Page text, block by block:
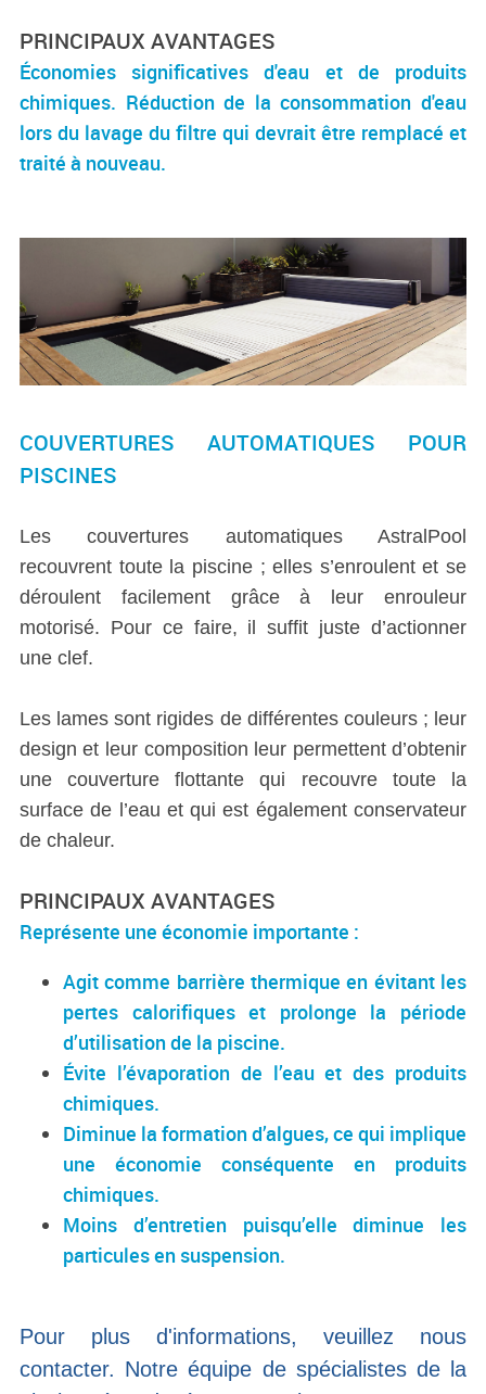
PRINCIPAUX AVANTAGES
Économies significatives d'eau et de produits
chimiques. Réduction de la consommation d'eau
lors du lavage du filtre qui devrait être remplacé et
traité à nouveau.
COUVERTURES AUTOMATIQUES POUR
PISCINES
Les couvertures automatiques AstralPool
recouvrent toute la piscine ; elles s’enroulent et se
déroulent facilement grâce à leur enrouleur
motorisé. Pour ce faire, il suffit juste d’actionner
une clef.
Les lames sont rigides de différentes couleurs ; leur
design et leur composition leur permettent d’obtenir
une couverture flottante qui recouvre toute la
surface de l’eau et qui est également conservateur
de chaleur.
PRINCIPAUX AVANTAGES
Représente une économie importante :
Agit comme barrière thermique en évitant les
pertes calorifiques et prolonge la période
d’utilisation de la piscine.
Évite l’évaporation de l’eau et des produits
chimiques.
Diminue la formation d’algues, ce qui implique
une économie conséquente en produits
chimiques.
Moins d’entretien puisqu’elle diminue les
particules en suspension.
Pour plus d'informations, veuillez nous
contacter. Notre équipe de spécialistes de la